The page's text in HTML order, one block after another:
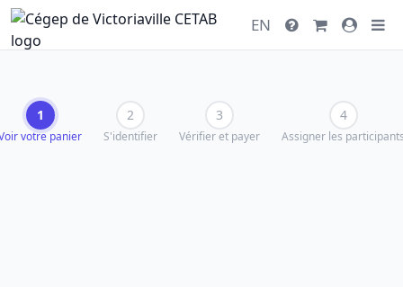
EN
1
votre panier
2
S'identifier
3
Vérifier et payer
4
Assigner les